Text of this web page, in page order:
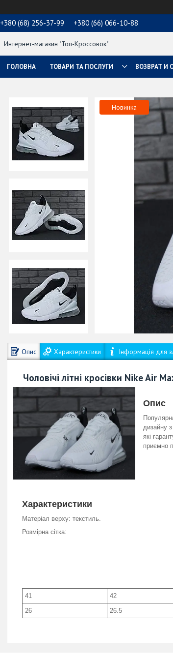
+380 (68) 256-37-99 +380 (66) 066-10-88
Интернет-магазин "Топ-Кроссовок"
ГОЛОВНА ТОВАРИ ТА ПОСЛУГИ ВОЗВРАТ И
Новинка
Опис Характеристики Інформація для
Чоловічі літні кросівки Nike Air
Опис
дизайну
які
приємно
Характеристики
Матеріал верху: текстиль.
Розмірна сітка:
41 42
26
26.5